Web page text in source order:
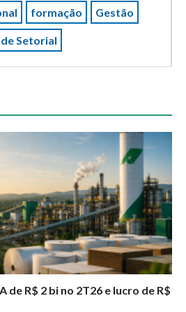
formação Gestão
Setorial
de R$ 2 bi no 2T26 e lucro de R$